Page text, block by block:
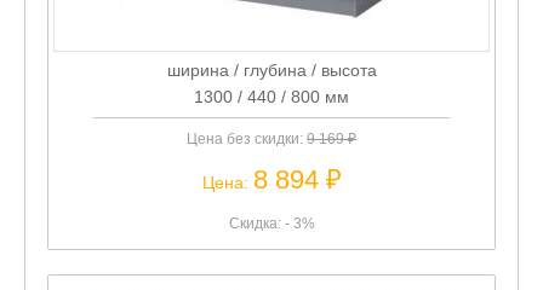
ширина / глубина / высота
1300 / 440 / 800 мм
Цена без скидки: 9 169 ₽
Цена: 8 894 ₽
Скидка: - 3%